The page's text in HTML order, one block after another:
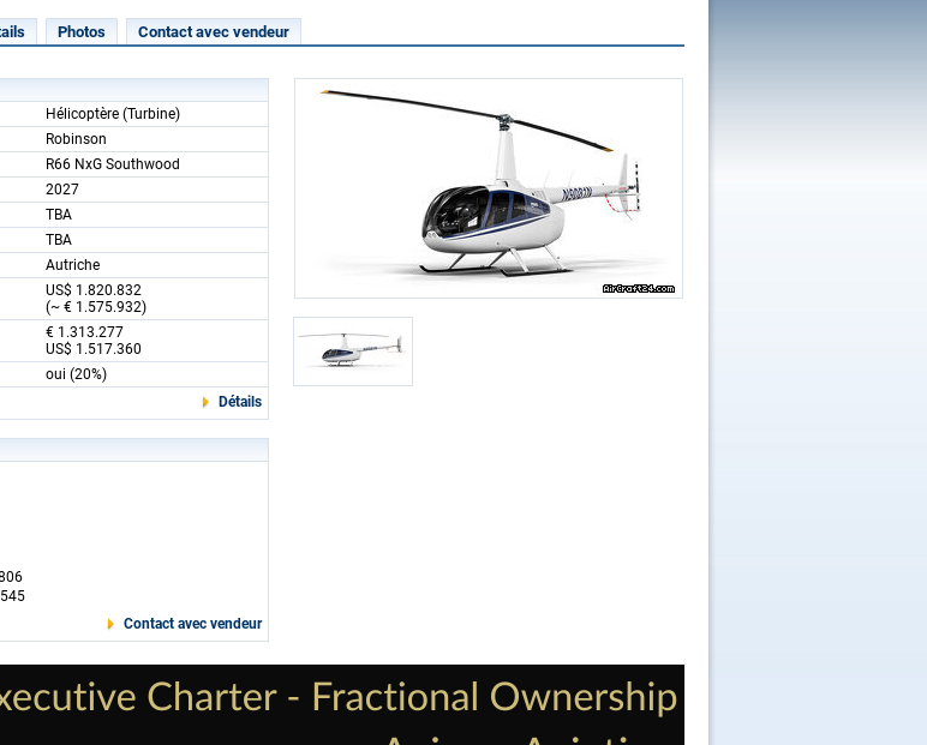
Photos Contact avec vendeur
Hélicoptère (Turbine)
Robinson
R66 NxG Southwood
2027
TBA
TBA
Autriche
US$ 1.820.832
(~ € 1.575.932)
€ 1.313.277
US$ 1.517.360
oui (20%)
Détails
Contact avec vendeur